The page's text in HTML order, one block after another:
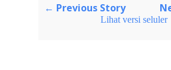
← Previous Story
Lihat versi seluler